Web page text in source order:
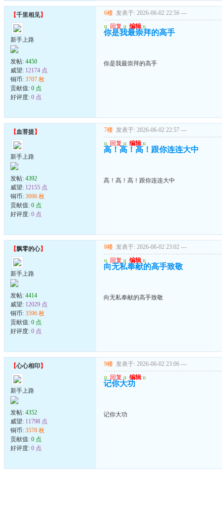
【千里相见】
新手上路
发帖: 4450
威望: 12174 点
铜币: 3707 枚
贡献值: 0 点
好评度: 0 点
6楼 发表于: 2026-06-02 22:56 ---
u 回复 u 编辑 u
你是我最崇拜的高手
你是我最崇拜的高手
【血菩提】
新手上路
发帖: 4392
威望: 12155 点
铜币: 3696 枚
贡献值: 0 点
好评度: 0 点
7楼 发表于: 2026-06-02 22:57 ---
u 回复 u 编辑 u
高！高！高！跟你连连大中
高！高！高！跟你连连大中
【飘零的心】
新手上路
发帖: 4414
威望: 12029 点
铜币: 3596 枚
贡献值: 0 点
好评度: 0 点
8楼 发表于: 2026-06-02 23:02 ---
u 回复 u 编辑 u
向无私奉献的高手致敬
向无私奉献的高手致敬
【心心相印】
新手上路
发帖: 4352
威望: 11798 点
铜币: 3578 枚
贡献值: 0 点
好评度: 0 点
9楼 发表于: 2026-06-02 23:06 ---
u 回复 u 编辑 u
记你大功
记你大功